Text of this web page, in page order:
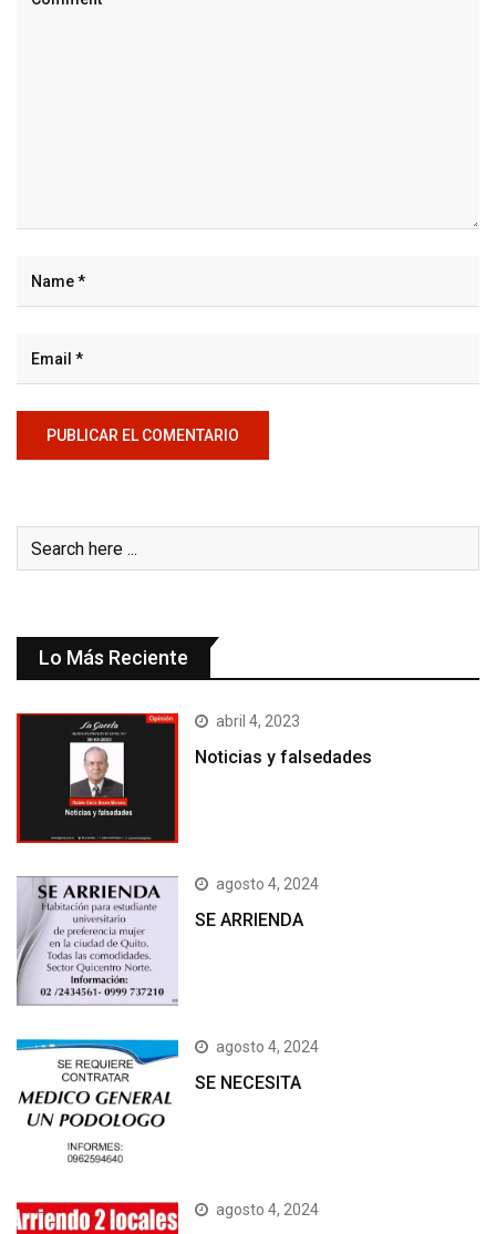
Lo Más Reciente
abril 4, 2023
Noticias y falsedades
agosto 4, 2024
SE ARRIENDA
agosto 4, 2024
SE NECESITA
agosto 4, 2024